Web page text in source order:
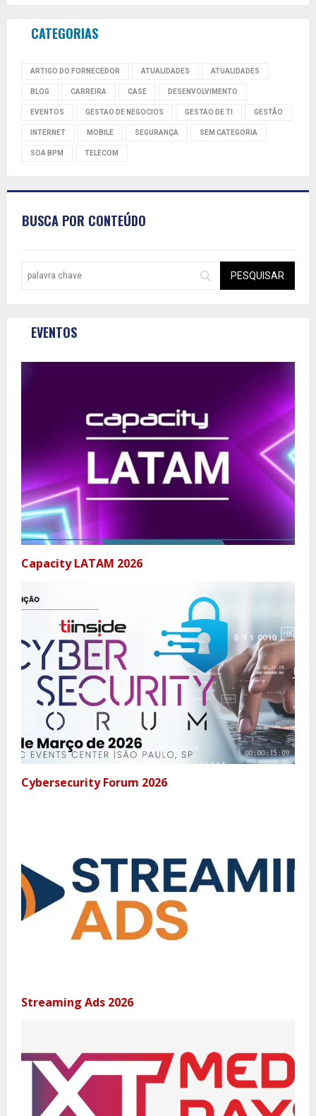
CATEGORIAS
ARTIGO DO FORNECEDOR ATUALIDADES ATUALIDADES
BLOG CARREIRA CASE DESENVOLVIMENTO
EVENTOS GESTAO DE NEGOCIOS GESTAO DE TI GESTÃO
INTERNET MOBILE SEGURANÇA SEM CATEGORIA
SOA BPM TELECOM
BUSCA POR CONTEÚDO
EVENTOS
Capacity LATAM 2026
Cybersecurity Forum 2026
Streaming Ads 2026